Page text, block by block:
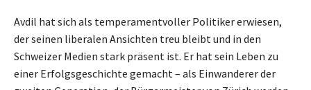
Avdil hat sich als temperamentvoller Politiker erwiesen,
der seinen liberalen Ansichten treu bleibt und in den
Schweizer Medien stark präsent ist. Er hat sein Leben zu
einer Erfolgsgeschichte gemacht – als Einwanderer der